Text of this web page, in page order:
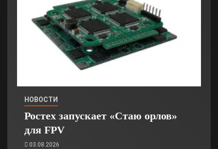
НОВОСТИ
Ростех запускает «Стаю орлов»
для FPV
03.08.2026